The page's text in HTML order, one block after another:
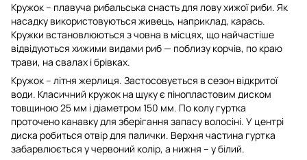
Кружок – плавуча рибальська снасть для лову хижої риби. Як
насадку використовуються живець, наприклад, карась.
Кружки встановлюються з човна в місцях, що найчастіше
відвідуються хижими видами риб — поблизу корчів, по краю
трави, на свалах і брівках.
Кружок – літня жерлиця. Застосовується в сезон відкритої
води. Класичний кружок на щуку є пінопластовим диском
товщиною 25 мм і діаметром 150 мм. По колу гуртка
проточено канавку для зберігання запасу волосіні. У центрі
диска робиться отвір для палички. Верхня частина гуртка
забарвлюється у червоний колір, а нижня – у білий.